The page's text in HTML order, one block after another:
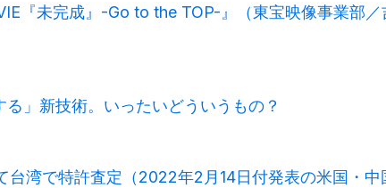
『未完成』-Go to the TOP-』（東宝映像事業部
」新技術。いったいどういうもの？
台湾で特許査定（2022年2月14日付発表の米国・